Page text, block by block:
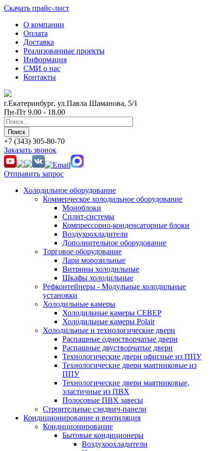
Скачать прайс-лист
О компании
Оплата
Доставка
Реализованные проекты
Информация
СМИ о нас
Контакты
г.Екатеринбург, ул.Павла Шаманова, 5/1
Пн-Пт 9.00 - 18.00
+7 (343) 305-80-70
Заказать звонок
Отправить запрос
Холодильное оборудование
Коммерческое холодильное оборудование
Моноблоки
Сплит-системы
Компрессорно-конденсаторные блоки
Воздухоохладители
Дополнительное оборудование
Торговое оборудование
Лари морозильные
Витрины холодильные
Шкафы холодильные
Рефконтейнеры - Модульные холодильные
установки
Холодильные камеры
Холодильные камеры СЕВЕР
Холодильные камеры Polair
Холодильные и технологические двери
Распашные одностворчатые двери
Распашные двустворчатые двери
Технологические двери офисные из ППУ
Технологические двери маятниковые из
ППУ
Технологические двери маятниковые,
эластичные из ПВХ
Полосовые ПВХ завесы
Строительные сэндвич-панели
Кондиционирование и вентиляция
Кондиционирование
Бытовые кондиционеры
Воздухоохладители